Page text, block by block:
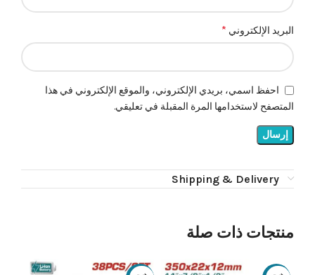
البريد الإلكتروني *
احفظ اسمي، بريدي الإلكتروني، والموقع الإلكتروني في هذا
المتصفح لاستخدامها المرة المقبلة في تعليقي.
Shipping & Delivery
منتجات ذات صلة